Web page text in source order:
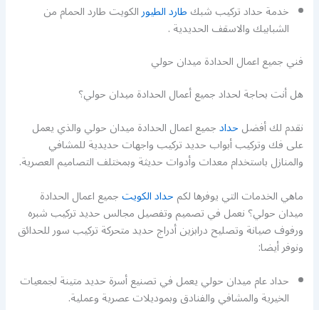
خدمة حداد تركيب شبكطارد الطيورالكويت طارد الحمام من
الشبابيك والاسقف الحديدية .
فني جميع اعمال الحدادة ميدان حولي
هل أنت بحاجة لحداد جميع أعمال الحدادة ميدان حولي؟
نقدم لك أفضلحدادجميع اعمال الحدادة ميدان حولي والذي يعمل
على فك وتركيب أبواب حديد تركيب واجهات حديدية للمشافي
والمنازل باستخدام معدات وأدوات حديثة وبمختلف التصاميم العصرية.
ماهي الخدمات التي يوفرها لكمحداد الكويتجميع اعمال الحدادة
ميدان حولي؟ نعمل في تصميم وتفصيل مجالس حديد تركيب شبره
ورفوف صيانة وتصليح درابزين أدراج حديد متحركة تركيب سور للحدائق
ونوفر أيضا:
حداد عام ميدان حولي يعمل في تصنيع أسرة حديد متينة لجمعيات
الخيرية والمشافي والفنادق وبموديلات عصرية وعملية.